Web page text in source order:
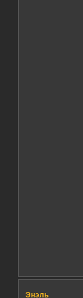
Энэль